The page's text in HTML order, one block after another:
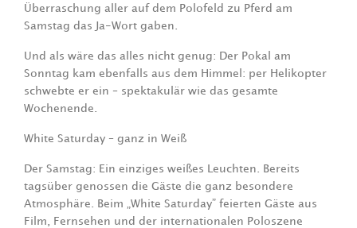
Überraschung aller auf dem Polofeld zu Pferd am
Samstag das Ja-Wort gaben.
Und als wäre das alles nicht genug: Der Pokal am
Sonntag kam ebenfalls aus dem Himmel: per Helikopter
schwebte er ein – spektakulär wie das gesamte
Wochenende.
White Saturday – ganz in Weiß
Der Samstag: Ein einziges weißes Leuchten. Bereits
tagsüber genossen die Gäste die ganz besondere
Atmosphäre. Beim „White Saturday” feierten Gäste aus
Film, Fernsehen und der internationalen Poloszene